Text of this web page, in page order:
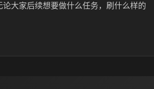
大家后续想要做什么任务，刷什么样的